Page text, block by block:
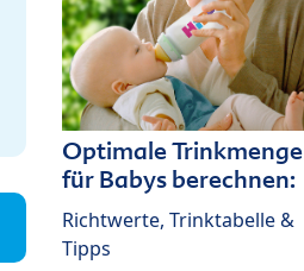
Optimale Trinkmenge
für Babys berechnen:
Richtwerte, Trinktabelle &
Tipps